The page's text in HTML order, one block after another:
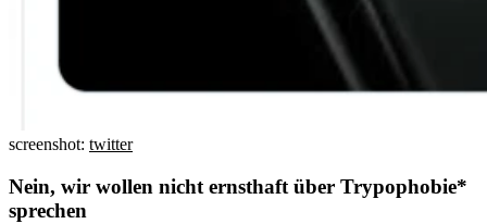
screenshot: twitter
Nein, wir wollen nicht ernsthaft über Trypophobie*
sprechen